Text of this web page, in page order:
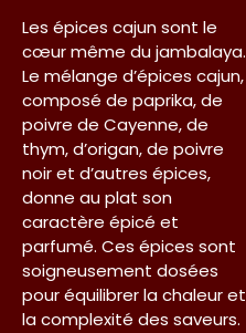
Les épices cajun sont le
cœur même du jambalaya.
Le mélange d’épices cajun,
composé de paprika, de
poivre de Cayenne, de
thym, d’origan, de poivre
noir et d’autres épices,
donne au plat son
caractère épicé et
parfumé. Ces épices sont
soigneusement dosées
pour équilibrer la chaleur et
la complexité des saveurs.